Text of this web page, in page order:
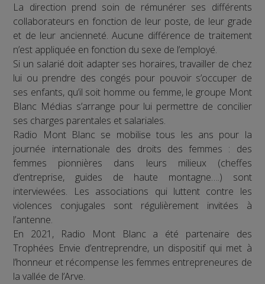
La direction prend soin de rémunérer ses différents
collaborateurs en fonction de leur poste, de leur grade
et de leur ancienneté. Aucune différence de traitement
n’est appliquée en fonction du sexe de l’employé.
Si un salarié doit adapter ses horaires, travailler de chez
lui ou prendre des congés pour pouvoir s’occuper de
ses enfants, qu’il soit homme ou femme, le groupe Mont
Blanc Médias s’arrange pour lui permettre de concilier
ses charges parentales et salariales.
Radio Mont Blanc se mobilise tous les ans pour la
journée internationale des droits des femmes : des
femmes pionnières dans leurs milieux (cheffes
d’entreprise, guides de haute montagne….) sont
interviewées. Les associations qui luttent contre les
violences conjugales sont régulièrement invitées à
l’antenne.
En 2021, Radio Mont Blanc a été partenaire des
Trophées Envie d’entreprendre, un dispositif qui met à
l’honneur et récompense les femmes entrepreneures de
la vallée de l’Arve.